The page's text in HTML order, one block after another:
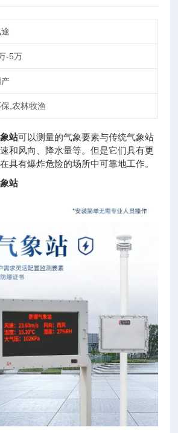
途
-5万
产
,农林牧渔
站可以测量的气象要素与传统气象站
和风向、降水量等。但是它们具有更
具有爆炸危险的场所中可靠地工作。
站